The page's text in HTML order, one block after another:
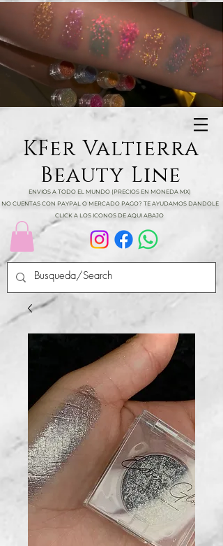
KFer Valtierra
Beauty Line
ENVIOS A TODO EL MUNDO (PRECIOS EN MONEDA MX)
NO CUENTAS CON PAYPAL O MERCADO PAGO? TE AYUDAMOS DANDOLE
CLICK A LOS ICONOS DE AQUI ABAJO